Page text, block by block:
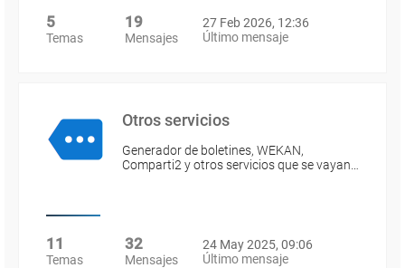
5
Temas
19
Mensajes
27 Feb 2026, 12:36
Último mensaje
Otros servicios
Generador de boletines, WEKAN,
Comparti2 y otros servicios que se vayan…
11
Temas
32
Mensajes
24 May 2025, 09:06
Último mensaje